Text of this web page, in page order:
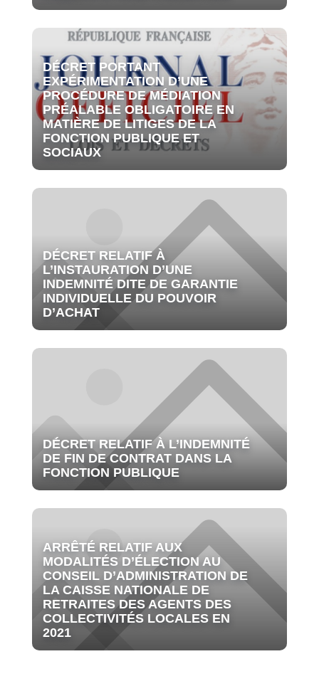
DÉCRET PORTANT
EXPÉRIMENTATION D’UNE
PROCÉDURE DE MÉDIATION
PRÉALABLE OBLIGATOIRE EN
MATIÈRE DE LITIGES DE LA
FONCTION PUBLIQUE ET
SOCIAUX
DÉCRET RELATIF À
L’INSTAURATION D’UNE
INDEMNITÉ DITE DE GARANTIE
INDIVIDUELLE DU POUVOIR
D’ACHAT
DÉCRET RELATIF À L’INDEMNITÉ
DE FIN DE CONTRAT DANS LA
FONCTION PUBLIQUE
ARRÊTÉ RELATIF AUX
MODALITÉS D’ÉLECTION AU
CONSEIL D’ADMINISTRATION DE
LA CAISSE NATIONALE DE
RETRAITES DES AGENTS DES
COLLECTIVITÉS LOCALES EN
2021